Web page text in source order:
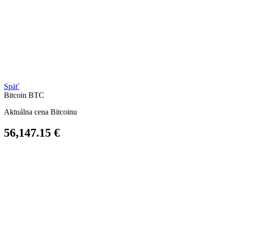
Späť
Bitcoin BTC
Aktuálna cena Bitcoinu
56,147.15 €